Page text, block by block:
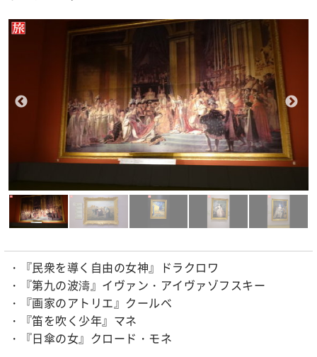
・『民衆を導く自由の女神』ドラクロワ
・『第九の波濤』イヴァン・アイヴァゾフスキー
・『画家のアトリエ』クールベ
・『笛を吹く少年』マネ
・『日傘の女』クロード・モネ